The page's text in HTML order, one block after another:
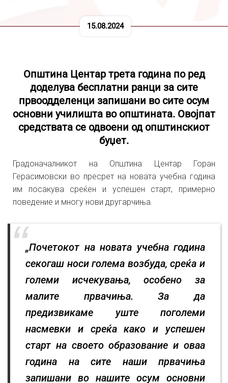
15.08.2024
Општина Центар трета година по ред
доделува бесплатни ранци за сите
првоодделенци запишани во сите осум
основни училишта во општината. Овојпат
средствата се одвоени од општинскиот
буџет.
Градоначалникот на Општина Центар Горан
Герасимовски во пресрет на новата учебна година
им посакува среќен и успешен старт, примерно
поведение и многу нови другарчиња.
„Почетокот на новата учебна година
секогаш носи голема возбуда, среќа и
големи исчекувања, особено за
малите првачиња. За да
предизвикаме уште поголеми
насмевки и среќа како и успешен
старт на своето образование и оваа
година на сите наши првачиња
запишани во нашите осум основни